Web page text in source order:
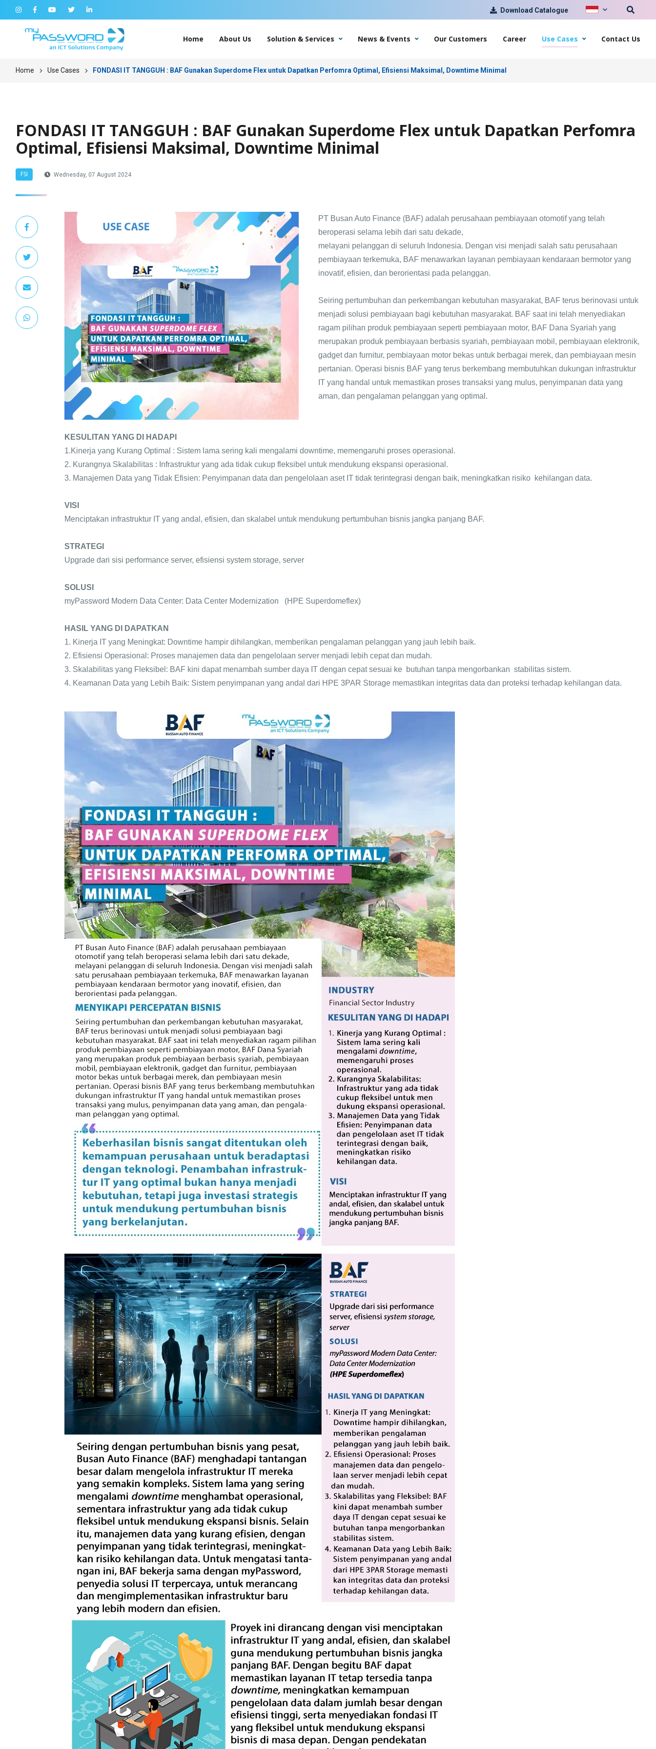
Download Catalogue
Home About Us Solution & Services News & Events Our Customers Career Use Cases Contact Us
Home Use Cases FONDASI IT TANGGUH : BAF Gunakan Superdome Flex untuk Dapatkan Perfomra Optimal, Efisiensi Maksimal, Downtime Minimal
FONDASI IT TANGGUH : BAF Gunakan Superdome Flex untuk Dapatkan Perfomra
Optimal, Efisiensi Maksimal, Downtime Minimal
FSI Wednesday, 07 August 2024
PT Busan Auto Finance (BAF) adalah perusahaan pembiayaan otomotif yang telah
beroperasi selama lebih dari satu dekade,
melayani pelanggan di seluruh Indonesia. Dengan visi menjadi salah satu perusahaan
pembiayaan terkemuka, BAF menawarkan layanan pembiayaan kendaraan bermotor yang
inovatif, efisien, dan berorientasi pada pelanggan.
Seiring pertumbuhan dan perkembangan kebutuhan masyarakat, BAF terus berinovasi untuk
menjadi solusi pembiayaan bagi kebutuhan masyarakat. BAF saat ini telah menyediakan
ragam pilihan produk pembiayaan seperti pembiayaan motor, BAF Dana Syariah yang
merupakan produk pembiayaan berbasis syariah, pembiayaan mobil, pembiayaan elektronik,
gadget dan furnitur, pembiayaan motor bekas untuk berbagai merek, dan pembiayaan mesin
pertanian. Operasi bisnis BAF yang terus berkembang membutuhkan dukungan infrastruktur
IT yang handal untuk memastikan proses transaksi yang mulus, penyimpanan data yang
aman, dan pengalaman pelanggan yang optimal.
KESULITAN YANG DI HADAPI
1.Kinerja yang Kurang Optimal : Sistem lama sering kali mengalami downtime, memengaruhi proses operasional.
2. Kurangnya Skalabilitas : Infrastruktur yang ada tidak cukup fleksibel untuk mendukung ekspansi operasional.
3. Manajemen Data yang Tidak Efisien: Penyimpanan data dan pengelolaan aset IT tidak terintegrasi dengan baik, meningkatkan risiko kehilangan data.
VISI
Menciptakan infrastruktur IT yang andal, efisien, dan skalabel untuk mendukung pertumbuhan bisnis jangka panjang BAF.
STRATEGI
Upgrade dari sisi performance server, efisiensi system storage, server
SOLUSI
myPassword Modern Data Center: Data Center Modernization (HPE Superdomeflex)
HASIL YANG DI DAPATKAN
1. Kinerja IT yang Meningkat: Downtime hampir dihilangkan, memberikan pengalaman pelanggan yang jauh lebih baik.
2. Efisiensi Operasional: Proses manajemen data dan pengelolaan server menjadi lebih cepat dan mudah.
3. Skalabilitas yang Fleksibel: BAF kini dapat menambah sumber daya IT dengan cepat sesuai ke butuhan tanpa mengorbankan stabilitas sistem.
4. Keamanan Data yang Lebih Baik: Sistem penyimpanan yang andal dari HPE 3PAR Storage memastikan integritas data dan proteksi terhadap kehilangan data.